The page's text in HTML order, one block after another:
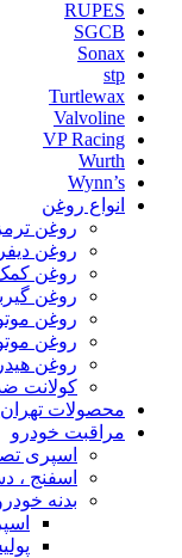
RUPES
SGCB
Sonax
stp
Turtlewax
Valvoline
VP Racing
Wurth
Wynn’s
انواع روغن
روغن
روغن
روغن
روغن
روغن
روغن
روغن
کولانت
محصولات تهران
مراقبت خودرو
اسپری
اسفنج ،
بدنه